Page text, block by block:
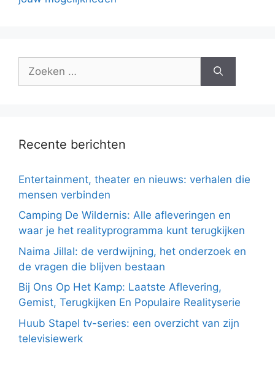
naar:
Recente berichten
Entertainment, theater en nieuws: verhalen die
mensen verbinden
Camping De Wildernis: Alle afleveringen en
waar je het realityprogramma kunt terugkijken
Naima Jillal: de verdwijning, het onderzoek en
de vragen die blijven bestaan
Bij Ons Op Het Kamp: Laatste Aflevering,
Gemist, Terugkijken En Populaire Realityserie
Huub Stapel tv-series: een overzicht van zijn
televisiewerk